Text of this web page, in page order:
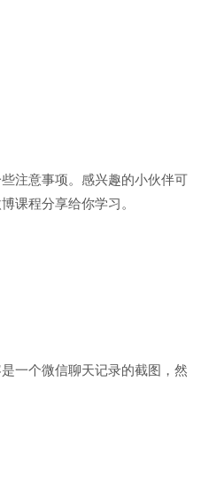
注意事项。感兴趣的小伙伴可
课程分享给你学习。
一个微信聊天记录的截图，然